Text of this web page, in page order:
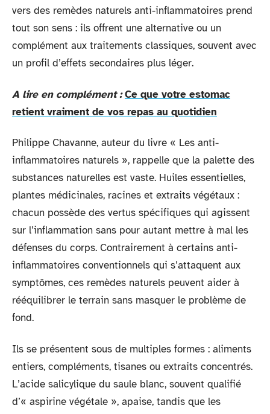
vers des remèdes naturels anti-inflammatoires prend
tout son sens : ils offrent une alternative ou un
complément aux traitements classiques, souvent avec
un profil d’effets secondaires plus léger.
A lire en complément : Ce que votre estomac
retient vraiment de vos repas au quotidien
Philippe Chavanne, auteur du livre « Les anti-
inflammatoires naturels », rappelle que la palette des
substances naturelles est vaste. Huiles essentielles,
plantes médicinales, racines et extraits végétaux :
chacun possède des vertus spécifiques qui agissent
sur l’inflammation sans pour autant mettre à mal les
défenses du corps. Contrairement à certains anti-
inflammatoires conventionnels qui s’attaquent aux
symptômes, ces remèdes naturels peuvent aider à
rééquilibrer le terrain sans masquer le problème de
fond.
Ils se présentent sous de multiples formes : aliments
entiers, compléments, tisanes ou extraits concentrés.
L’acide salicylique du saule blanc, souvent qualifié
d’« aspirine végétale », apaise, tandis que les